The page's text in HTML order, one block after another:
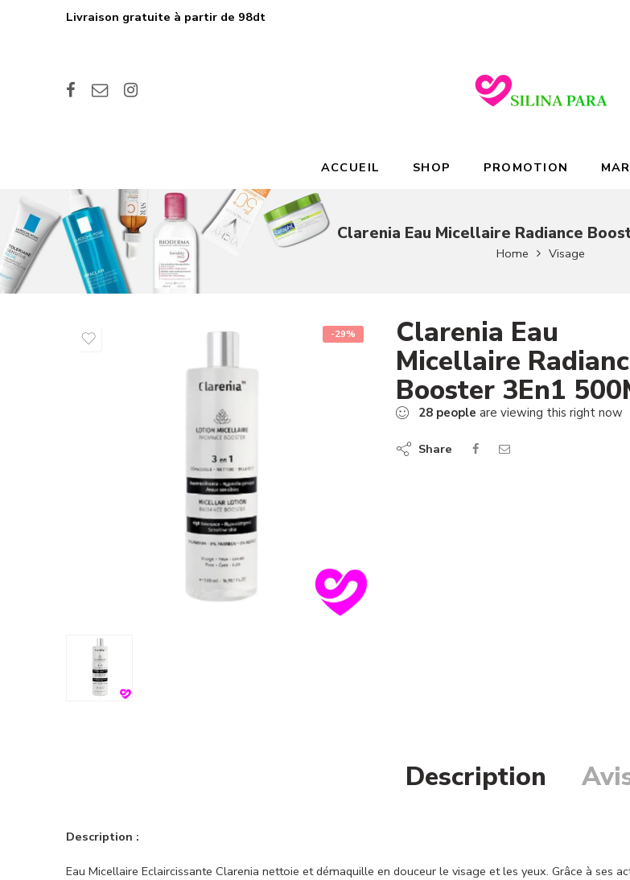
Livraison gratuite à partir de 98dt
ACCUEIL SHOP PROMOTION
Clarenia Eau Micellaire Radiance
Home Visage
-29% Clarenia Eau
Micellaire
Booster 3En1
28 people are viewing this right now
Share
Description
Description :
Eau Micellaire Eclaircissante Clarenia nettoie et démaquille en douceur le visage et les yeux. Grâce à ses